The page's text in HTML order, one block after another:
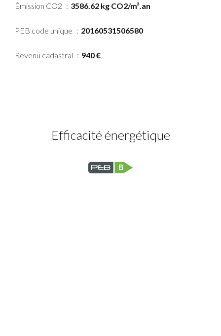
Émission CO2 3586.62 kg CO2/m².an
PEB code unique 20160531506580
Revenu cadastral 940 €
Efficacité énergétique
B